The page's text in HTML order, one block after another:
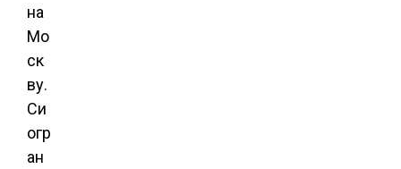
на
Мо
ск
ву.
Си
огр
ан